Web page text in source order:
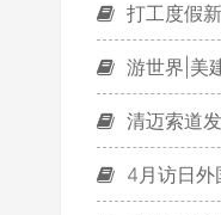
打工度假新去
游世界|美建最
清迈索道发生
4月访日外